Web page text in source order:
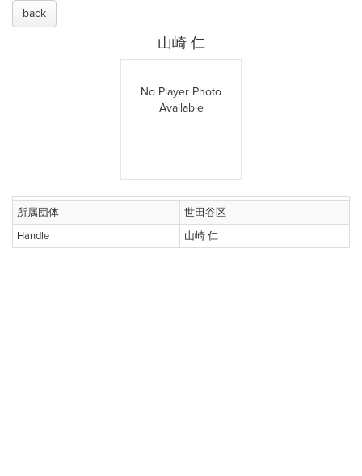
back
山崎 仁
No Player Photo
Available
所属団体
世田谷区
Handle
山崎 仁